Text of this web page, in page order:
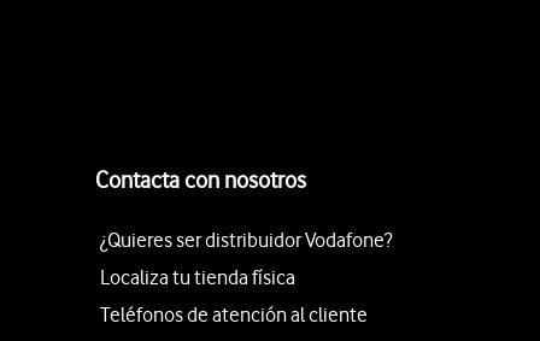
Contacta con nosotros
¿Quieres ser distribuidor Vodafone?
Localiza tu tienda física
Teléfonos de atención al cliente